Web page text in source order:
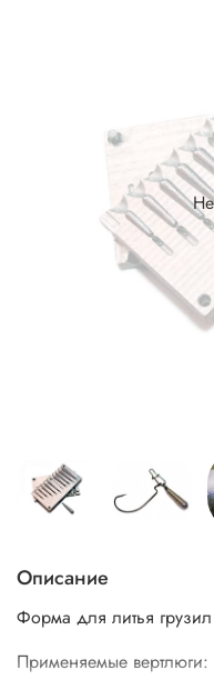
Описание
Форма для литья
Применяемые